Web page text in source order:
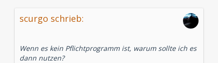
scurgo schrieb:
Wenn es kein Pflichtprogramm ist, warum sollte ich es
dann nutzen?